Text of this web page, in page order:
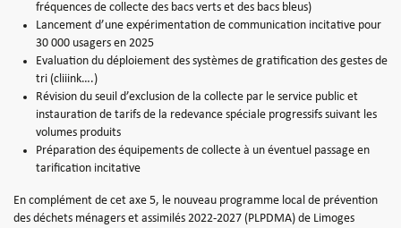
fréquences de collecte des bacs verts et des bacs bleus)
Lancement d’une expérimentation de communication incitative pour
30 000 usagers en 2025
Evaluation du déploiement des systèmes de gratification des gestes de
tri (cliiink….)
Révision du seuil d’exclusion de la collecte par le service public et
instauration de tarifs de la redevance spéciale progressifs suivant les
volumes produits
Préparation des équipements de collecte à un éventuel passage en
tarification incitative
En complément de cet axe 5, le nouveau programme local de prévention
des déchets ménagers et assimilés 2022-2027 (PLPDMA) de Limoges